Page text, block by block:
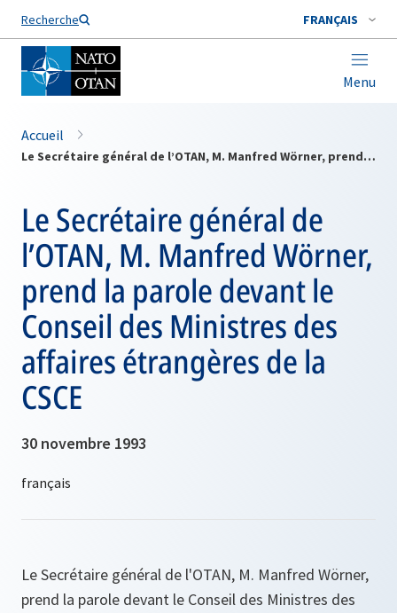
Recherche FRANÇAIS
Menu
Nom de famille*
Accueil
Le Secrétaire général de l’OTAN, M. Manfred Wörner, prend la parole devant le Conseil des Ministres des affaires étrangères de la CSCE
Le Secrétaire général de
l’OTAN, M. Manfred Wörner,
prend la parole devant le
Conseil des Ministres des
affaires étrangères de la
CSCE
30 novembre 1993
Le Secrétaire général de l'OTAN, M. Manfred Wörner,
prend la parole devant le Conseil des Ministres des